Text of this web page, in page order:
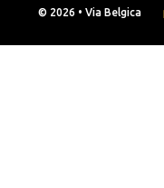
© 2026 • Via Belgica